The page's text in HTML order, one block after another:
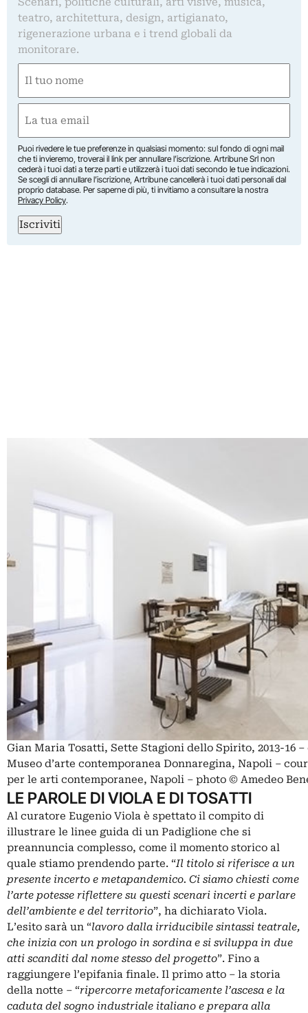
teatro, architettura, design, artigianato,
rigenerazione urbana e i trend globali da
monitorare.
(Obbligatorio)
Nome
(Obbligatorio)
Puoi rivedere le tue preferenze in qualsiasi momento: sul fondo di ogni mail
che ti invieremo, troverai il link per annullare l’iscrizione. Artribune Srl non
cederà i tuoi dati a terze parti e utilizzerà i tuoi dati secondo le tue indicazioni.
Se scegli di annullare l’iscrizione, Artribune cancellerà i tuoi dati personali dal
proprio database. Per saperne di più, ti invitiamo a consultare la nostra
Privacy Policy.
Iscriviti
Gian Maria Tosatti, Sette Stagioni dello Spirito, 2013-16
Museo d’arte contemporanea Donnaregina, Napoli –
per le arti contemporanee, Napoli – photo © Amedeo
LE PAROLE DI VIOLA E DI TOSATTI
Al curatore Eugenio Viola è spettato il compito di
illustrare le linee guida di un Padiglione che si
preannuncia complesso, come il momento storico al
quale stiamo prendendo parte. “Il titolo si riferisce a un
presente incerto e metapandemico. Ci siamo chiesti come
l’arte potesse riflettere su questi scenari incerti e parlare
dell’ambiente e del territorio”, ha dichiarato Viola.
L’esito sarà un “lavoro dalla irriducibile sintassi teatrale,
che inizia con un prologo in sordina e si sviluppa in due
atti scanditi dal nome stesso del progetto”. Fino a
raggiungere l’epifania finale. Il primo atto – la storia
della notte ‒ “ripercorre metaforicamente l’ascesa e la
caduta del sogno industriale italiano e prepara alla